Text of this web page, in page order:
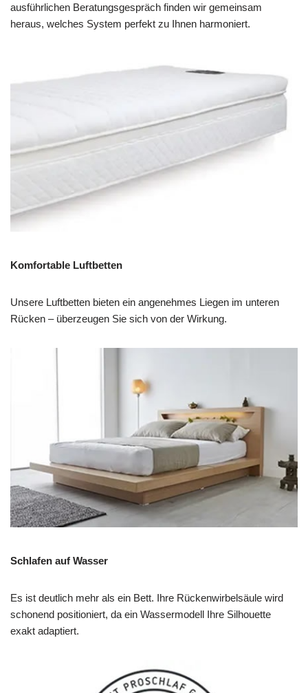
ausführlichen Beratungsgespräch finden wir gemeinsam
heraus, welches System perfekt zu Ihnen harmoniert.
Komfortable Luftbetten
Unsere Luftbetten bieten ein angenehmes Liegen im unteren
Rücken – überzeugen Sie sich von der Wirkung.
Schlafen auf Wasser
Es ist deutlich mehr als ein Bett. Ihre Rückenwirbelsäule wird
schonend positioniert, da ein Wassermodell Ihre Silhouette
exakt adaptiert.